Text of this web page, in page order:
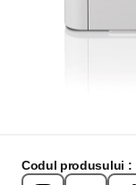
Codul produsului :